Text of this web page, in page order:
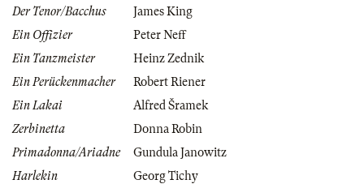
Der Tenor/Bacchus
James King
Ein Offizier
Peter Neff
Ein Tanzmeister
Heinz Zednik
Ein Perückenmacher
Robert Riener
Ein Lakai
Alfred Šramek
Zerbinetta
Donna Robin
Primadonna/Ariadne
Gundula Janowitz
Harlekin
Georg Tichy